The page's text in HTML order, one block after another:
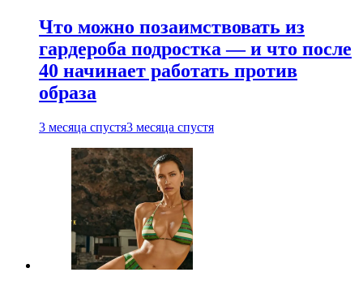
Что можно позаимствовать из
гардероба подростка — и что после
40 начинает работать против
образа
3 месяца спустя3 месяца спустя